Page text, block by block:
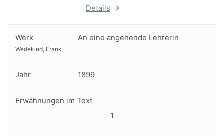
Details
Werk An eine angehende Lehrerin
Wedekind, Frank
Jahr 1899
Erwähnungen im Text
1